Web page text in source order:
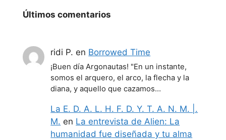
Últimos comentarios
ridi P. en Borrowed Time
¡Buen día Argonautas! "En un instante,
somos el arquero, el arco, la flecha y la
diana, y aquello que cazamos…
La E. D. A. L. H. F. D. Y. T. A. N. M. |.
M. en La entrevista de Alien: La
humanidad fue diseñada y tu alma